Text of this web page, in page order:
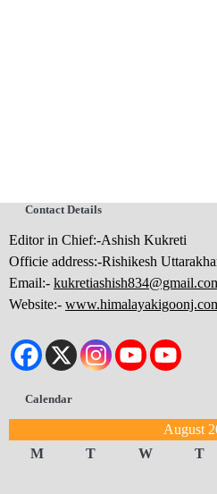
Contact Details
Editor in Chief:-Ashish Kukreti
Officie address:-Rishikesh
Email:-
Website:-
Calendar
August
M
T W T